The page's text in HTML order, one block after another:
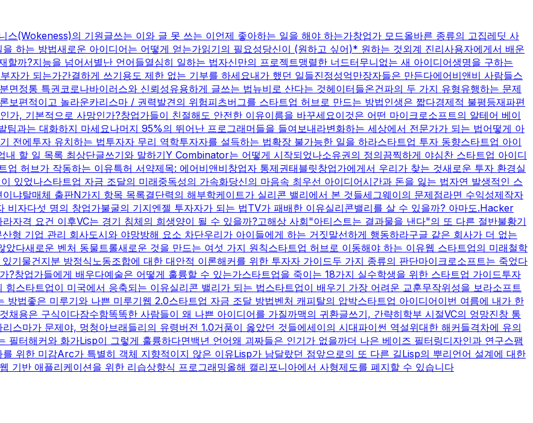
스(Wokeness)의 기원글쓰는 이와 글 못 쓰는 이언제 좋아하는 일을 해야 하는가창업가 모드올바른 종류의 고집레딧 사
을 하는 방법새로운 아이디어는 어떻게 얻는가읽기의 필요성당신이 (원하고 싶어)* 원하는 것외계 진리사용자에게서 배운
할까?지능을 넘어서별난 언어들열심히 일하는 법자신만의 프로젝트맹렬한 너드터무니없는 새 아이디어생명을 구하는
자가 되는가간결하게 쓰기용도 제한 없는 기부를 하세요내가 했던 일들진정성억만장자들은 만든다에어비앤비 사람들스
면정통 특권코로나바이러스와 신뢰성유용하게 글쓰는 법뉴비로 산다는 것헤이터들온건파의 두 가지 유형유행하는 문제
보편적이고 놀라운카리스마 / 권력발견의 위험피츠버그를 스타트업 허브로 만드는 방법인생은 짧다경제적 불평등재파편
가, 기본적으로 사망인가?창업가들이 친절해도 안전한 이유이름을 바꾸세요이것은 어떤 마이크로소프트의 알테어 베이
팀과는 대화하지 마세요나머지 95%의 뛰어난 프로그래머들을 들여보내라변화하는 세상에서 전문가가 되는 법어떻게 아
전에투자 유치하는 법투자자 무리 역학투자자를 설득하는 법확장 불가능한 일을 하라스타트업 투자 동향스타트업 아이
내 할 일 목록 최상단글쓰기와 말하기Y Combinator는 어떻게 시작되었나소유권의 정의끔찍하게 야심찬 스타트업 아이디
업 허브가 작동하는 이유특허 서약제목: 에어비앤비창업자 통제권태블릿창업가에게서 우리가 찾는 것새로운 투자 환경실
있었나스타트업 자금 조달의 미래중독성의 가속화당신의 마음속 최우선 아이디어시간과 돈을 잃는 법자연 발생적인 스
이냐탈매체 출판N가지 항목 목록결단력의 해부학케이트가 실리콘 밸리에서 본 것들세그웨이의 문제점라면 수익성제작자
비자다섯 명의 창업가불굴의 기지엔젤 투자자가 되는 법TV가 패배한 이유실리콘밸리를 살 수 있을까? 아마도.Hacker
라자격 요건 이후VC는 경기 침체의 희생양이 될 수 있을까?고해상 사회"아티스트는 결과물을 낸다"의 또 다른 절반불황기
산형 기업 관리 회사도시와 야망방해 요소 차단우리가 아이들에게 하는 거짓말선하게 행동하라구글 같은 회사가 더 없는
았다새로운 벤처 동물트롤새로운 것을 만드는 여섯 가지 원칙스타트업 허브로 이동해야 하는 이유웹 스타트업의 미래철학
기물건지분 방정식노동조합에 대한 대안적 이론해커를 위한 투자자 가이드두 가지 종류의 판단마이크로소프트는 죽었다
?창업가들에게 배우다예술은 어떻게 훌륭할 수 있는가스타트업을 죽이는 18가지 실수학생을 위한 스타트업 가이드투자
힘스타트업이 미국에서 응축되는 이유실리콘 밸리가 되는 법스타트업이 배우기 가장 어려운 교훈무작위성을 보라소프트
방법좋은 미루기와 나쁜 미루기웹 2.0스타트업 자금 조달 방법벤처 캐피탈의 압박스타트업 아이디어이번 여름에 내가 한
채용은 구식이다잠수함똑똑한 사람들이 왜 나쁜 아이디어를 가질까맥의 귀환글쓰기, 간략히학부 시절VC의 엉망진창 통
리스마가 문제야, 멍청아브래들리의 유령버전 1.0거품이 옳았던 것들에세이의 시대파이썬 역설위대한 해커들격차에 유의
필터해커와 화가Lisp이 그렇게 훌륭하다면백년 언어왜 괴짜들은 인기가 없을까더 나은 베이즈 필터링디자인과 연구스팸
를 위한 미감Arc가 특별히 객체 지향적이지 않은 이유Lisp가 남달랐던 점앞으로의 또 다른 길Lisp의 뿌리언어 설계에 대한
웹 기반 애플리케이션을 위한 리습상향식 프로그래밍올해 캘리포니아에서 사형제도를 폐지할 수 있습니다